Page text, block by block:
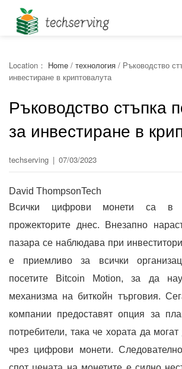
Location： Home / технология / Ръководство
инвестиране в криптовалута
Ръководство стъпка
за инвестиране в
techserving | 07/03/2023
David ThompsonTech
Всички цифрови монети са в
прожекторите днес. Внезапно
пазара се наблюдава при
е приемливо за всички
посетите Bitcoin Motion, за да
механизма на биткойн търговия.
компании предоставят опция за
потребители, така че хората да могат
чрез цифрови монети.